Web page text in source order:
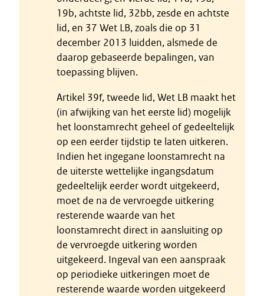
19b, achtste lid, 32bb, zesde en achtste
lid, en 37 Wet LB, zoals die op 31
december 2013 luidden, alsmede de
daarop gebaseerde bepalingen, van
toepassing blijven.
Artikel 39f, tweede lid, Wet LB maakt het
(in afwijking van het eerste lid) mogelijk
het loonstamrecht geheel of gedeeltelijk
op een eerder tijdstip te laten uitkeren.
Indien het ingegane loonstamrecht na
de uiterste wettelijke ingangsdatum
gedeeltelijk eerder wordt uitgekeerd,
moet de na de vervroegde uitkering
resterende waarde van het
loonstamrecht direct in aansluiting op
de vervroegde uitkering worden
uitgekeerd. Ingeval van een aanspraak
op periodieke uitkeringen moet de
resterende waarde worden uitgekeerd